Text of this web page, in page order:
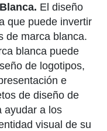
El diseño
que puede invertir
de marca blanca.
blanca puede
de logotipos,
e
de diseño de
ayudar a los
visual de su